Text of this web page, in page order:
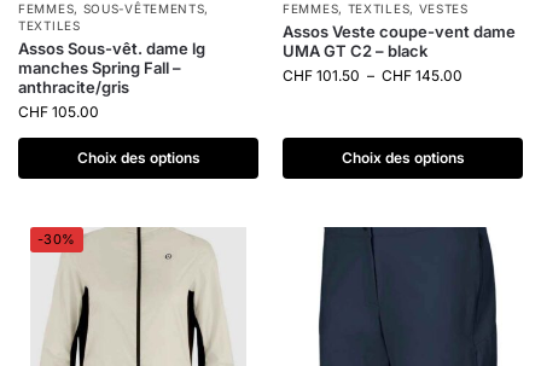
FEMMES, SOUS-VÊTEMENTS,
TEXTILES
Assos Sous-vêt. dame lg
manches Spring Fall –
anthracite/gris
CHF 105.00
Choix des options
FEMMES, TEXTILES, VESTES
Assos Veste coupe-vent dame
UMA GT C2 – black
CHF 101.50 – CHF 145.00
Choix des options
-30%